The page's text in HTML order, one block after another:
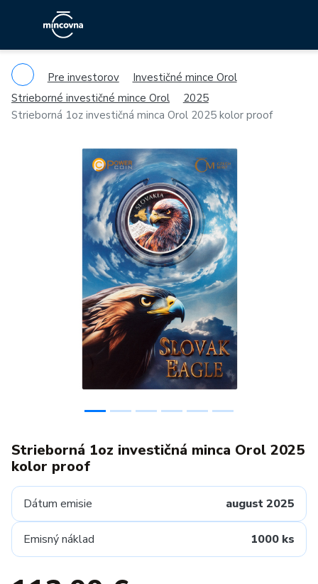
Pre investorov
Investičné mince Orol
Strieborné investičné mince Orol
2025
Strieborná 1oz investičná minca Orol 2025 kolor proof
Strieborná 1oz investičná minca Orol 2025
kolor proof
Dátum emisie august 2025
Emisný náklad 1000 ks